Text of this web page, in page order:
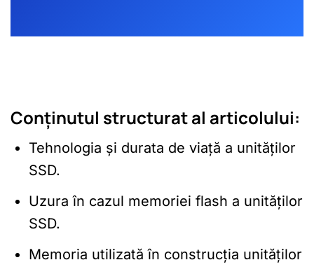
Conținutul structurat al articolului:
Tehnologia și durata de viață a unităților
SSD.
Uzura în cazul memoriei flash a unităților
SSD.
Memoria utilizată în construcția unităților